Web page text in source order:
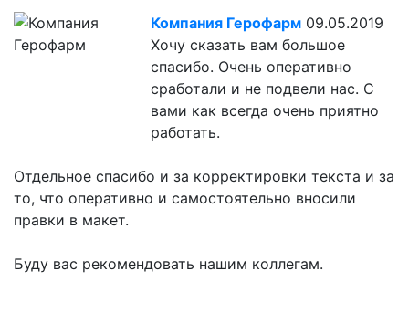
Компания Герофарм 09.05.2019
Хочу сказать вам большое
спасибо. Очень оперативно
сработали и не подвели нас. С
вами как всегда очень приятно
работать.
Отдельное спасибо и за корректировки текста и за
то, что оперативно и самостоятельно вносили
правки в макет.
Буду вас рекомендовать нашим коллегам.